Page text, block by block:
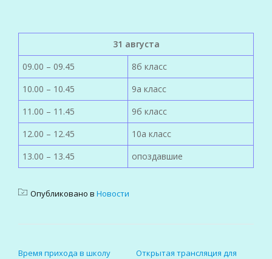
31 августа
09.00 – 09.45
8б класс
10.00 – 10.45
9а класс
11.00 – 11.45
9б класс
12.00 – 12.45
10а класс
13.00 – 13.45
опоздавшие
Опубликовано в Новости
Время прихода в школу
Открытая трансляция для